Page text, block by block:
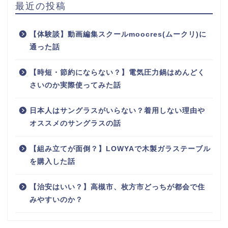
最近の投稿
【体験談】動画編集スクールmoocres(ムークリ)に
通った話
【時短・節約にならない？】電気圧力鍋はめんどく
さいのか実際使ってみた話
日本人はサングラスがいらない？着用しない理由や
オススメのサングラスの話
【組み立てが面倒？】LOWYAで木製ガラステーブル
を購入した話
【治安はいい？】高槻市、枚方市どっちが都会で住
みやすいのか？